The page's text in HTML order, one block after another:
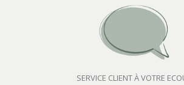
SERVICE CLIENT À VOTRE